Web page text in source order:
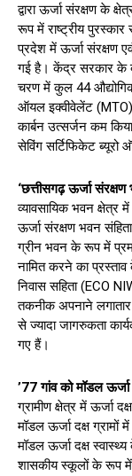
द्वारा ऊर्जा संरक्षण के
रूप में राष्ट्रीय पुरस्कार
प्रदेश में ऊर्जा संरक्षण एवं
गई है। केंद्र सरकार के
चरण में कुल 44
ऑयल इक्वीवेलेंट
कार्बन उत्सर्जन कम
सेविंग सर्टिफिकेट ब्यूरो
‘छत्तीसगढ़ ऊर्जा संरक्षण
व्यावसायिक भवन क्षेत्र
ऊर्जा संरक्षण भवन
ग्रीन भवन के रूप में
नामित करने का
निवास सहिता (ECO
तकनीक अपनाने लगातार
से ज्यादा जागरुकता
गए हैं।
’77 गांव को मॉडल ऊर्जा
ग्रामीण क्षेत्र में ऊर्जा
मॉडल ऊर्जा दक्ष ग्रामों
मॉडल ऊर्जा दक्ष
शासकीय स्कूलों के रूप में